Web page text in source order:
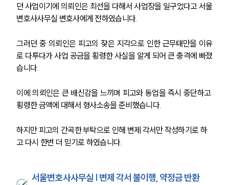
던 사업이기에 의뢰인은 최선을 다해서 사업장을 일구었다고 서울
변호사사무실 변호사에게 전하였습니다.
그러던 중 의뢰인은 피고의 잦은 지각으로 인한 근무태만을 이유
로 다투다가 사업 공금을 횡령한 사실을 알게 되어 큰 충격에 빠졌
습니다.
이에 의뢰인은 큰 배신감을 느끼며 피고와 동업을 즉시 중단하고
횡령한 금액에 대해서 형사소송을 준비했습니다.
하지만 피고의 간곡한 부탁으로 인해 변제 각서만 작성하기로 하
고 다시 한번 더 믿기로 하였습니다.
서울변호사사무실 | 변제 각서 불이행, 약정금 반환